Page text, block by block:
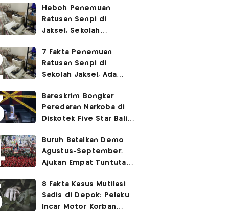
Heboh Penemuan
Ratusan Senpi di
Jaksel, Sekolah
Kegiatan Eskul
Menembak
7 Fakta Penemuan
Ratusan Senpi di
Sekolah Jaksel, Ada
Ruang Bunker
Bareskrim Bongkar
Peredaran Narkoba di
Diskotek Five Star Bali,
Buruh Batalkan Demo
Agustus-September,
Ajukan Empat Tuntutan
8 Fakta Kasus Mutilasi
Sadis di Depok: Pelaku
Incar Motor Korban